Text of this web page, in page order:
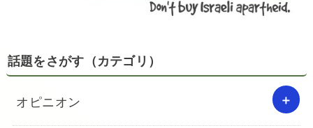
話題をさがす（カテゴリ）
オピニオン